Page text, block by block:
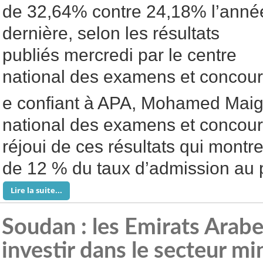
de 32,64% contre 24,18%
dernière, selon les résultats
publiés mercredi par le centre
national des examens et
e confiant à APA, Mohamed
national des examens et
réjoui de ces résultats qui
de 12 % du taux d’admission au
Lire la suite...
Soudan : les Emirats
investir dans le secteur